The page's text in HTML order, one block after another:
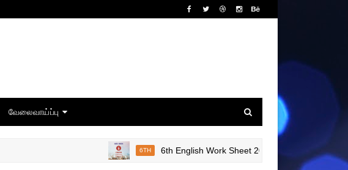
வேலைவாய்ப்பு
6TH 6th English Work Sheet 20 Bridge Course Book